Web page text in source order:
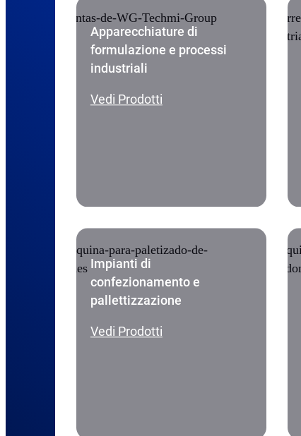
Apparecchiature di
formulazione e processi
industriali
Vedi Prodotti
Impianti di
confezionamento e
pallettizzazione
Vedi Prodotti